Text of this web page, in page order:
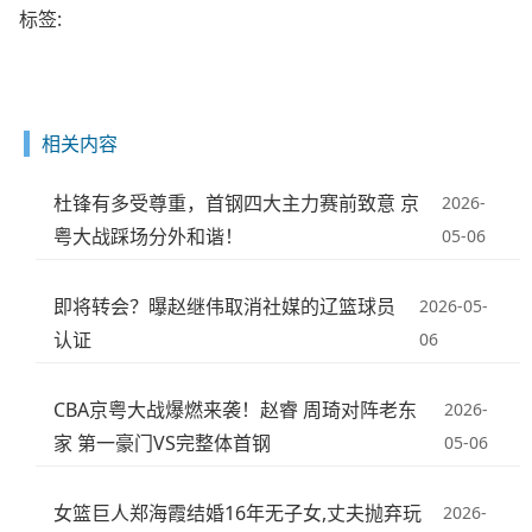
标签:
相关内容
杜锋有多受尊重，首钢四大主力赛前致意 京
粤大战踩场分外和谐！
2026-
05-06
即将转会？曝赵继伟取消社媒的辽篮球员
认证
2026-05-
06
CBA京粤大战爆燃来袭！赵睿 周琦对阵老东
家 第一豪门VS完整体首钢
2026-
05-06
女篮巨人郑海霞结婚16年无子女,丈夫抛弃玩 2026-